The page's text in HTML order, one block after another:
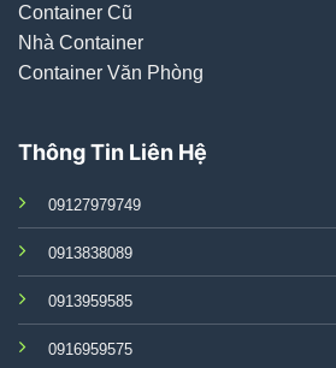
Container Cũ
Nhà Container
Container Văn Phòng
Thông Tin Liên Hệ
09127979749
0913838089
0913959585
0916959575